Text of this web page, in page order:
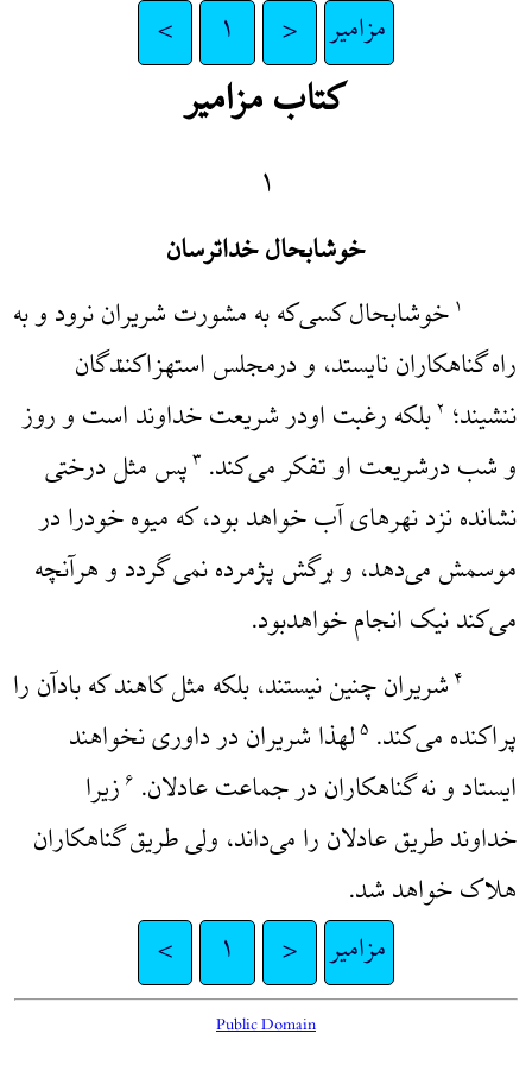
مزامیر < ۱ >
کتاب مزامیر
۱
خوشابحال خداترسان
۱ خوشابحال کسی‌که به مشورت شریران نرود و به
راه گناهکاران نایستد، و درمجلس استهزاکنندگان
ننشیند؛ ۲بلکه رغبت اودر شریعت خداوند است و روز
و شب درشریعت او تفکر می‌کند. ۳پس مثل درختی
نشانده نزد نهرهای آب خواهد بود، که میوه خودرا در
موسمش می‌دهد، و برگش پژمرده نمی گردد و هر‌آنچه
می‌کند نیک انجام خواهدبود.
۴ شریران چنین نیستند، بلکه مثل کاهند که بادآن را
پراکنده می‌کند. ۵لهذا شریران در داوری نخواهند
ایستاد و نه گناهکاران در جماعت عادلان. ۶ زیرا
خداوند طریق عادلان را می‌داند، ولی طریق گناهکاران
هلاک خواهد شد.
مزامیر < ۱ >
Public Domain